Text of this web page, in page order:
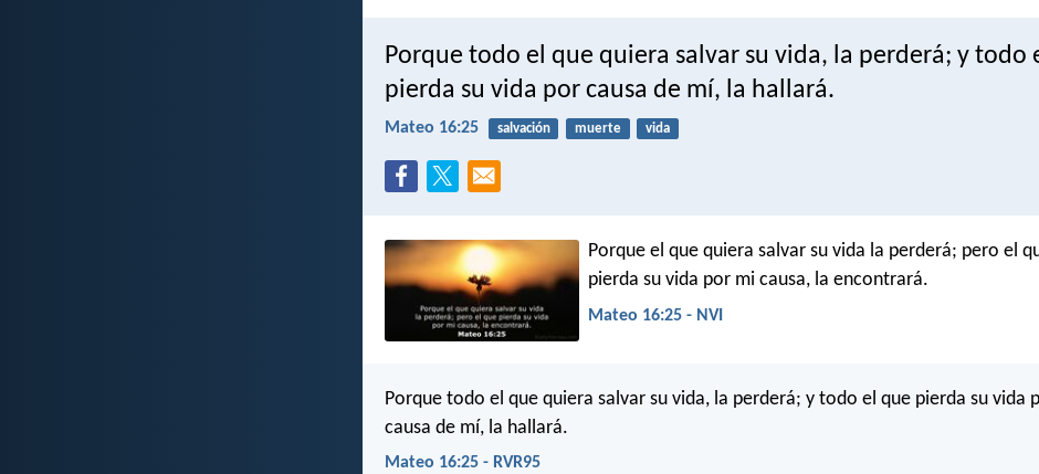
Porque todo el que quiera salvar su vida, la perderá; y todo
pierda su vida por causa de mí, la hallará.
Mateo 16:25 salvación muerte vida
Porque el que quiera salvar su vida la perderá; pero el
pierda su vida por mi causa, la encontrará.
Mateo 16:25 - NVI
Porque todo el que quiera salvar su vida, la perderá; y todo el que pierda su vida
causa de mí, la hallará.
Mateo 16:25 - RVR95